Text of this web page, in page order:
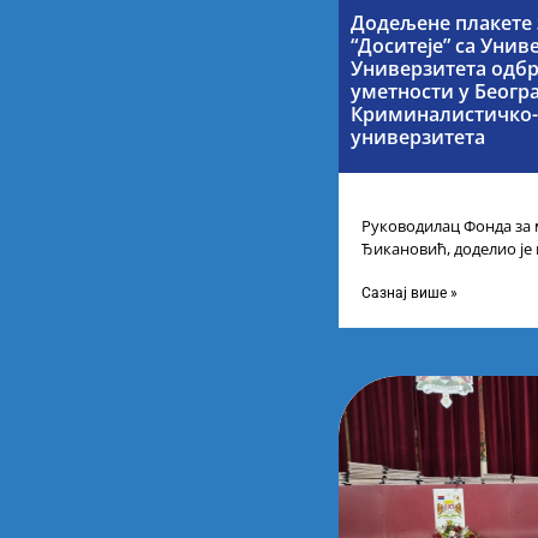
Додељене плакете
“Доситеје” са
Универзитета
уметности у
универзитета
Руководилац Фонда
Ђикановић, доделио
Научно-технолошком
Сазнај више »